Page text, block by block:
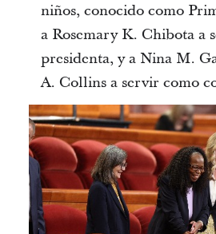
niños, conocido como
a Rosemary K. Chibota a
presidenta, y a Nina M.
A. Collins a servir como